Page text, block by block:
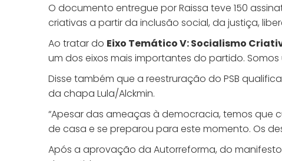
O documento entregue por Raissa teve 150
criativas a partir da inclusão social, da justiça,
Ao tratar do Eixo Temático V: Socialismo
um dos eixos mais importantes do partido.
Disse também que a reestruração do PSB
da chapa Lula/Alckmin.
“Apesar das ameaças à democracia, temos que
de casa e se preparou para este momento. Os
Após a aprovação da Autorreforma, do